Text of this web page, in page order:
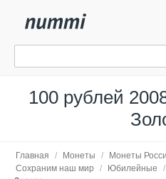
100 рублей
Главная / Монеты / Монеты
Сохраним наш мир
/ Юбилейные /